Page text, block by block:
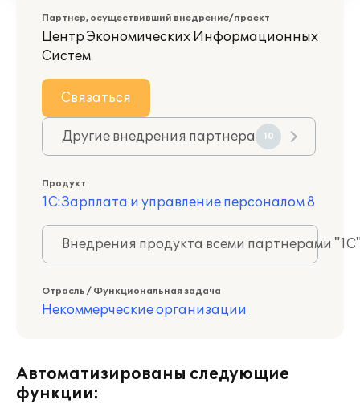
Партнер, осуществивший внедрение/проект
Центр Экономических Информационных
Систем
Связаться
Другие внедрения партнера 10
Продукт
1С:Зарплата и управление персоналом 8
Внедрения продукта всеми партнерами
Отрасль / Функциональная задача
Некоммерческие организации
Автоматизированы следующие
функции: